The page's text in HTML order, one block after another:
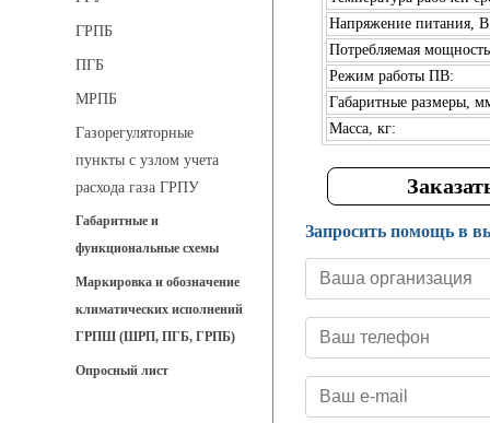
ГРПБ
ПГБ
МРПБ
Газорегуляторные
пункты с узлом учета
расхода газа ГРПУ
Габаритные и
функциональные схемы
Маркировка и обозначение
климатических исполнений
ГРПШ (ШРП, ПГБ, ГРПБ)
Опросный лист
Напряжение питания,
Потребляемая
Режим работы ПВ:
Габаритные размеры,
Масса, кг:
Запросить помощь в